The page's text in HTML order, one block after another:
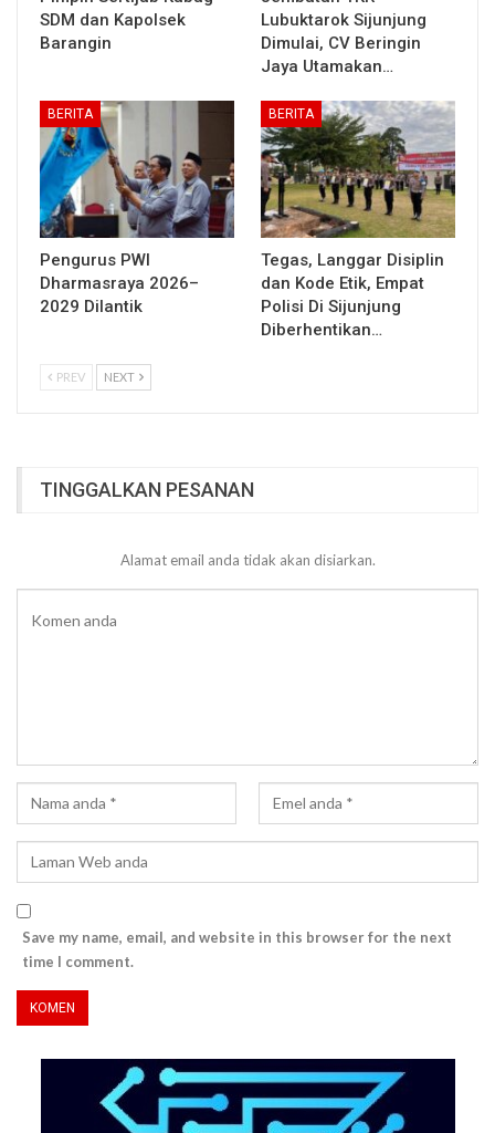
SDM dan Kapolsek
Barangin
Lubuktarok Sijunjung
Dimulai, CV Beringin
Jaya Utamakan…
BERITA
Pengurus PWI
Dharmasraya 2026–
2029 Dilantik
BERITA
Tegas, Langgar Disiplin
dan Kode Etik, Empat
Polisi Di Sijunjung
Diberhentikan…
PREV NEXT
TINGGALKAN PESANAN
Alamat email anda tidak akan disiarkan.
Save my name, email, and website in this browser for the next
time I comment.